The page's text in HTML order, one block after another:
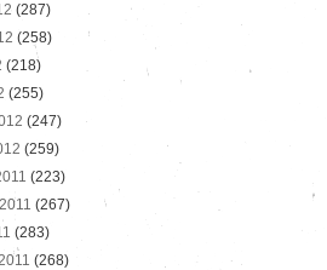
(287)
(258)
(218)
(255)
(247)
(259)
(223)
(267)
(283)
(268)